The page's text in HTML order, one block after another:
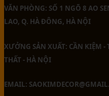
VĂN PHÒNG: SỐ 1 NGÕ 8 AO
LAO, Q. HÀ ĐÔNG, HÀ NỘI
XƯỞNG SẢN XUẤT: CẦN KIỆM -
THẤT - HÀ NỘI
EMAIL: